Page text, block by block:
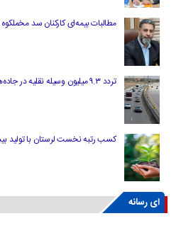
مطالبات بیمه‌ای کارکنان سد
تردد ۹.۳ میلیون وسیله نقلیه در جاده‌های لرستان در طرح اربعین
کسب رتبه نخست لرستان با تولید بیش از ۲۹ میلیون
ای رسانه